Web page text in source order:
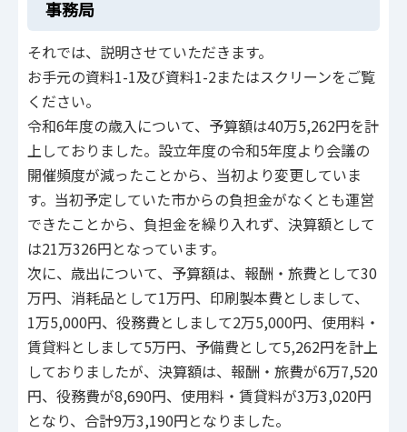
事務局
それでは、説明させていただきます。
お手元の資料1-1及び資料1-2またはスクリーンをご覧
ください。
令和6年度の歳入について、予算額は40万5,262円を計
上しておりました。設立年度の令和5年度より会議の
開催頻度が減ったことから、当初より変更していま
す。当初予定していた市からの負担金がなくとも運営
できたことから、負担金を繰り入れず、決算額として
は21万326円となっています。
次に、歳出について、予算額は、報酬・旅費として30
万円、消耗品として1万円、印刷製本費としまして、
1万5,000円、役務費としまして2万5,000円、使用料・
賃貸料としまして5万円、予備費として5,262円を計上
しておりましたが、決算額は、報酬・旅費が6万7,520
円、役務費が8,690円、使用料・賃貸料が3万3,020円
となり、合計9万3,190円となりました。